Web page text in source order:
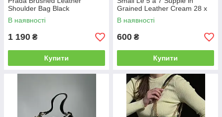
Shoulder Bag Black
В наявності
1 190 ₴
Купити
Grained Leather Cream 28 х
28 х 8 см
В наявності
600 ₴
Купити